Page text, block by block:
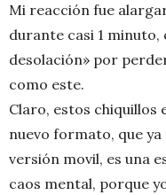
Mi reacción fue
durante casi 1
desolación» por
como este.
Claro, estos chiquillos
nuevo formato, que
versión movil, es una
caos mental, porque